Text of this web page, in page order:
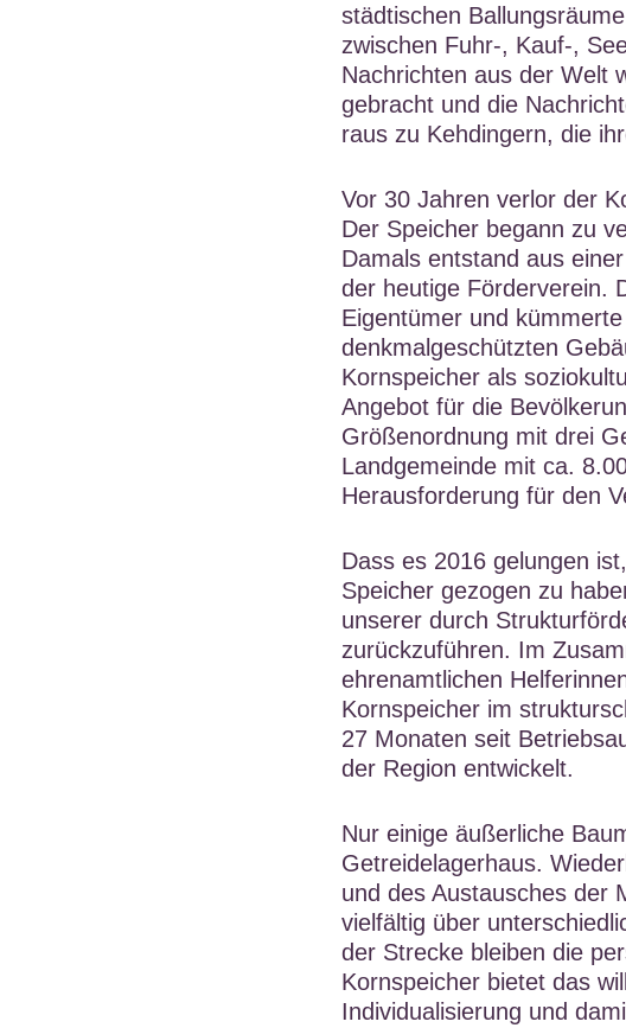
städtischen
zwischen Fuhr-, Kauf-,
Nachrichten aus der Welt
gebracht und die
raus zu Kehdingern, die
Vor 30 Jahren verlor der
Der Speicher begann zu
Damals entstand aus
der heutige Förderverein.
Eigentümer und
denkmalgeschützten
Kornspeicher als
Angebot für die
Größenordnung mit drei
Landgemeinde mit ca.
Herausforderung für den
Dass es 2016 gelungen
Speicher gezogen zu
unserer durch
zurückzuführen. Im
ehrenamtlichen
Kornspeicher im
27 Monaten seit
der Region entwickelt.
Nur einige äußerliche
Getreidelagerhaus.
und des Austausches der
vielfältig über
der Strecke bleiben die
Kornspeicher bietet das
Individualisierung und